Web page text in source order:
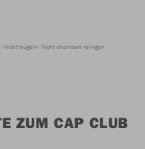
Nicht bügeln Nicht chemisch reinigen
ZUM CAP CLUB